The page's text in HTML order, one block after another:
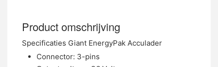
Product omschrijving
Specificaties Giant EnergyPak Acculader
Connector: 3-pins